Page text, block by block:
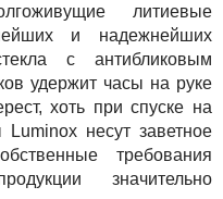
литиевые
и надежнейших
с антибликовым
удержит часы на руке
хоть при спуске на
несут заветное
требования
значительно